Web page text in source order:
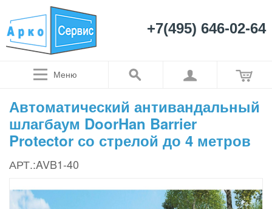
+7(495) 646-02-64
Меню
Автоматический антивандальный
шлагбаум DoorHan Barrier
Protector со стрелой до 4 метров
АРТ.:AVB1-40